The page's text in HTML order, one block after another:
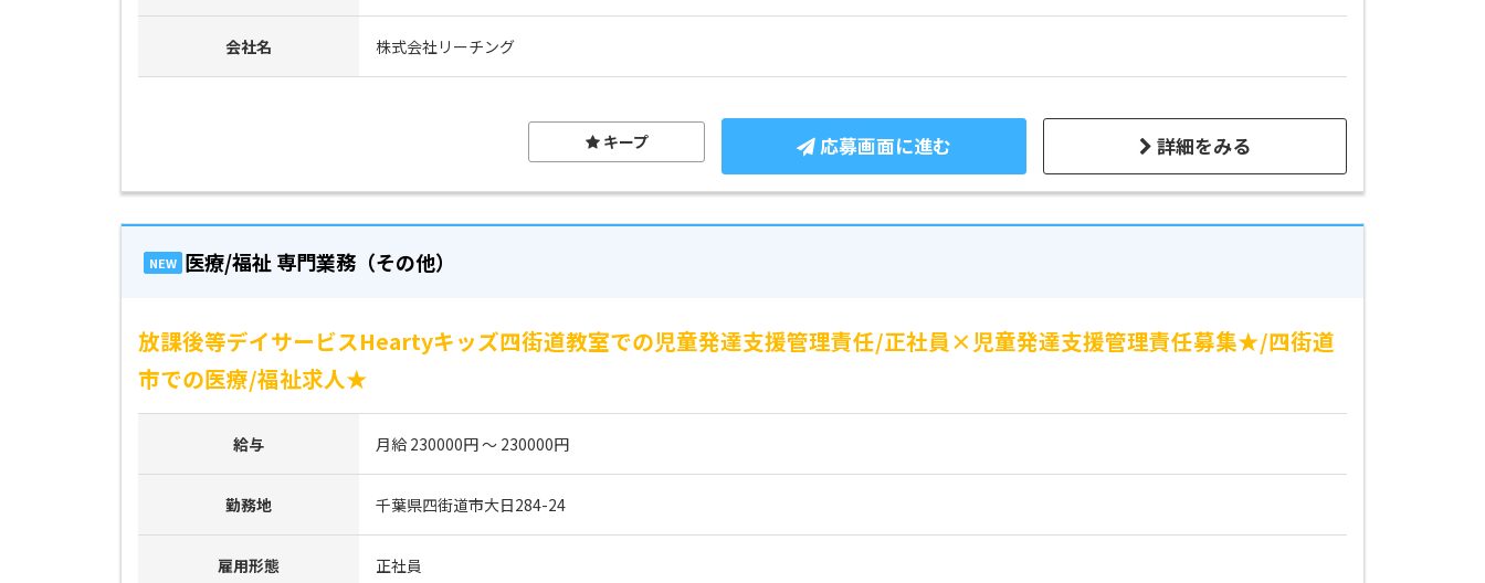
会社名 株式会社リーチング
詳細をみる
応募画面に進む
キープ
NEW 医療/福祉 専門業務（その他）
放課後等デイサービスHeartyキッズ四街道教室での児童発達支援管理責任/正社員×児童発達支援管理責任募集★/四街道
市での医療/福祉求人★
給与 月給 230000円 ～ 230000円
勤務地 千葉県四街道市大日284-24
雇用形態 正社員